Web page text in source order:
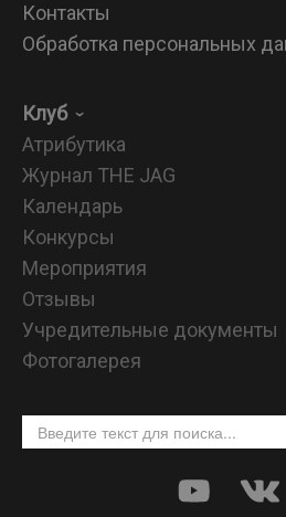
Контакты
Обработка персональных
Клуб
Атрибутика
Журнал THE JAG
Календарь
Конкурсы
Мероприятия
Отзывы
Учредительные документы
Фотогалерея